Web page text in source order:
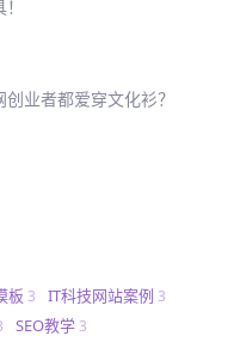
业者都爱穿文化衫？
板 3 IT科技网站案例 3
SEO教学 3